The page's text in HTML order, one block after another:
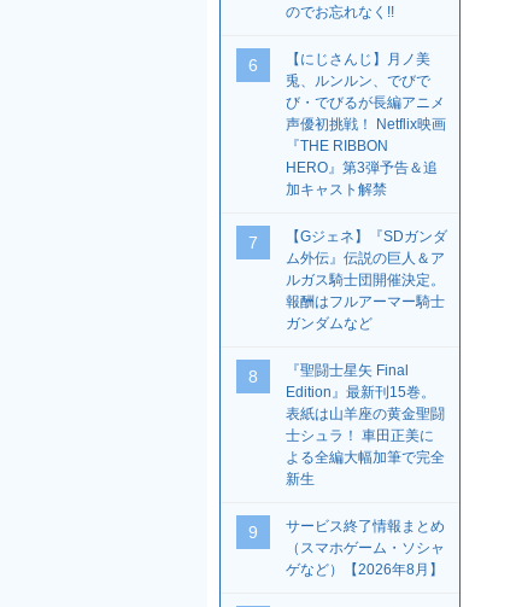
のでお忘れなく!!
6
【にじさんじ】月ノ美
兎、ルンルン、でびで
び・でびるが長編アニメ
声優初挑戦！ Netflix映画
『THE RIBBON
HERO』第3弾予告＆追
加キャスト解禁
7
【Gジェネ】『SDガンダ
ム外伝』伝説の巨人＆ア
ルガス騎士団開催決定。
報酬はフルアーマー騎士
ガンダムなど
8
『聖闘士星矢 Final
Edition』最新刊15巻。
表紙は山羊座の黄金聖闘
士シュラ！ 車田正美に
よる全編大幅加筆で完全
新生
9
サービス終了情報まとめ
（スマホゲーム・ソシャ
ゲなど）【2026年8月】